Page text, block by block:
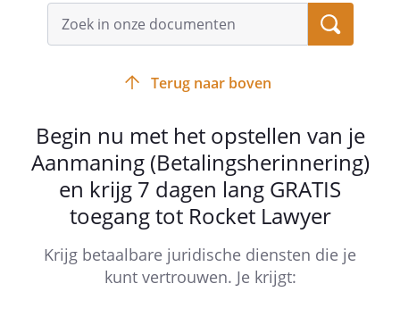
Terug naar boven
Begin nu met het opstellen van je
Aanmaning (Betalingsherinnering)
en krijg 7 dagen lang GRATIS
toegang tot Rocket Lawyer
Krijg betaalbare juridische diensten die je
kunt vertrouwen. Je krijgt: